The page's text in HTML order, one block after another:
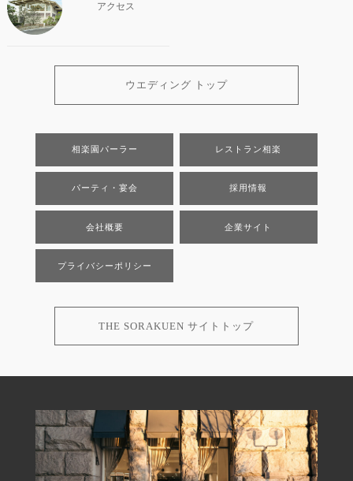
アクセス
ウエディング トップ
相楽園パーラー レストラン相楽
パーティ・宴会 採用情報
会社概要 企業サイト
プライバシーポリシー
THE SORAKUEN サイトトップ